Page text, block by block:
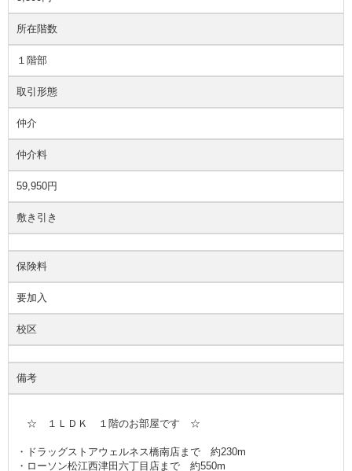
所在階数
１階部
取引形態
仲介
仲介料
59,950円
敷き引き
保険料
要加入
校区
備考
☆ １ＬＤＫ １階のお部屋です ☆
・ドラッグストアウェルネス橋南店まで 約230m
・ローソン松江西津田六丁目店まで 約550m